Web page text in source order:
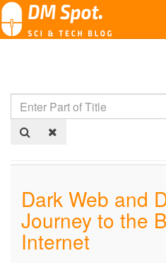
Dark Web and
Journey to the
Internet